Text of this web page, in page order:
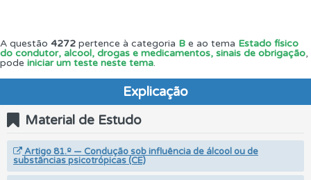
A questão 4272 pertence à categoria B e ao tema Estado físico
do condutor, alcool, drogas e medicamentos, sinais de obrigação,
pode iniciar um teste neste tema.
Explicação
Material de Estudo
Artigo 81.º — Condução sob influência de álcool ou de
substâncias psicotrópicas (CE)